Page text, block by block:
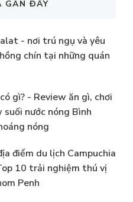
GẦN ĐÂY
- nơi trú ngụ và yêu
chín tại những quán
gì? - Review ăn gì, chơi
suối nước nóng Bình
nóng
điểm du lịch Campuchia
10 trải nghiệm thú vị
Penh